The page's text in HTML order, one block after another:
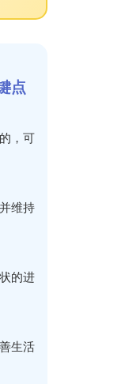
点
，可
维持
的进
生活